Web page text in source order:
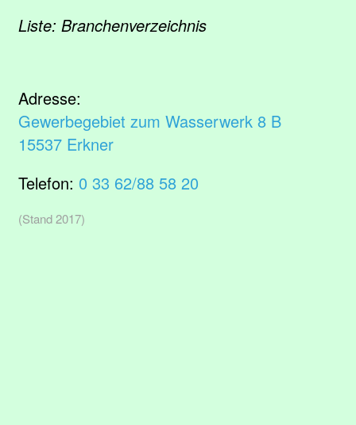
Liste: Branchenverzeichnis
Adresse:
Gewerbegebiet zum Wasserwerk 8 B
15537 Erkner
Telefon: 0 33 62/88 58 20
(Stand 2017)